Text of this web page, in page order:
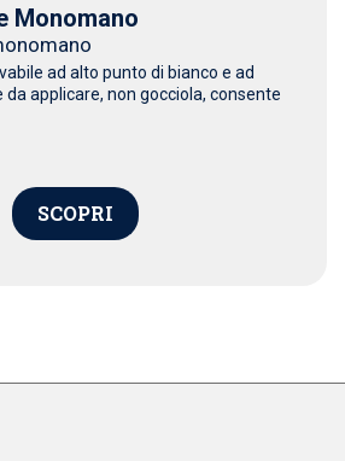
Monomano
ad alto punto di bianco e ad
da applicare, non gocciola, consente
SCOPRI